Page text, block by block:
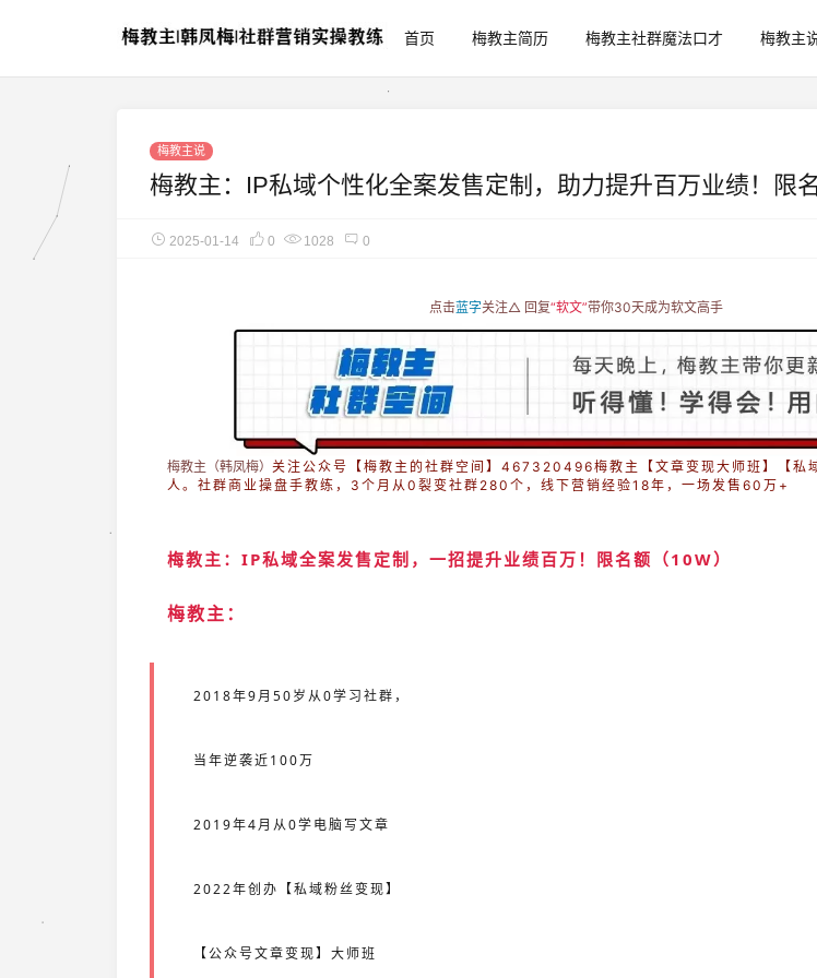
首页 梅教主简历 梅教主社群魔法口才 梅教主
梅教主说
梅教主：IP私域个性化全案发售定制，助力提升百万业绩！限名
2025-01-14 0 1028 0
点击蓝字关注△ 回复“软文”带你30天成为软文高手
梅教主（韩凤梅） 关注公众号【梅教主的社群空间】467320496梅教主【文章变现大师班】【私
人。社群商业操盘手教练，3个月从0裂变社群280个，线下营销经验18年，一场发售60万+
梅教主：IP私域全案发售定制，一招提升业绩百万！限名额（10W）
梅教主：
2018年9月50岁从0学习社群，
当年逆袭近100万
2019年4月从0学电脑写文章
2022年创办【私域粉丝变现】
【公众号文章变现】大师班